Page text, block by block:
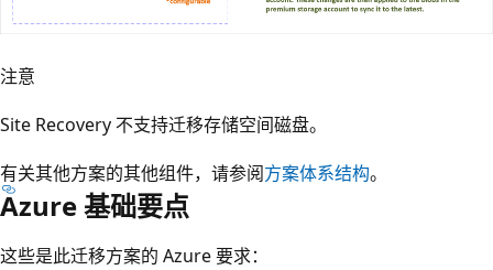
注意
Site Recovery 不支持迁移存储空间磁盘。
有关其他方案的其他组件，请参阅方案体系结构。
Azure 基础要点
这些是此迁移方案的 Azure 要求：